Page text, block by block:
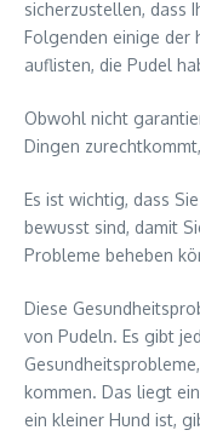
sicherzustellen, dass
Folgenden einige der
auflisten, die Pudel
Obwohl nicht
Dingen
Es ist wichtig, dass
bewusst sind, damit
Probleme beheben
Diese
von Pudeln. Es gibt
kommen. Das liegt
ein kleiner Hund ist,